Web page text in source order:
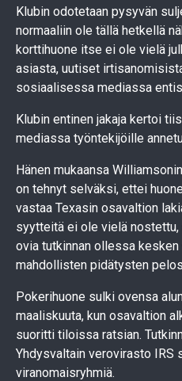
Klubin odotetaan pysyvän
normaaliin ole tällä hetkellä
korttihuone itse ei ole vielä
asiasta, uutiset
sosiaalisessa mediassa
Klubin entinen jakaja kertoi
mediassa työntekijöille
Hänen mukaansa
on tehnyt selväksi, ettei
vastaa Texasin osavaltion
syytteitä ei ole vielä
ovia tutkinnan ollessa kesken
mahdollisten pidätysten
Pokerihuone sulki ovensa
maaliskuuta, kun osavaltion
suoritti tiloissa ratsian.
Yhdysvaltain verovirasto IRS
viranomaisryhmiä.